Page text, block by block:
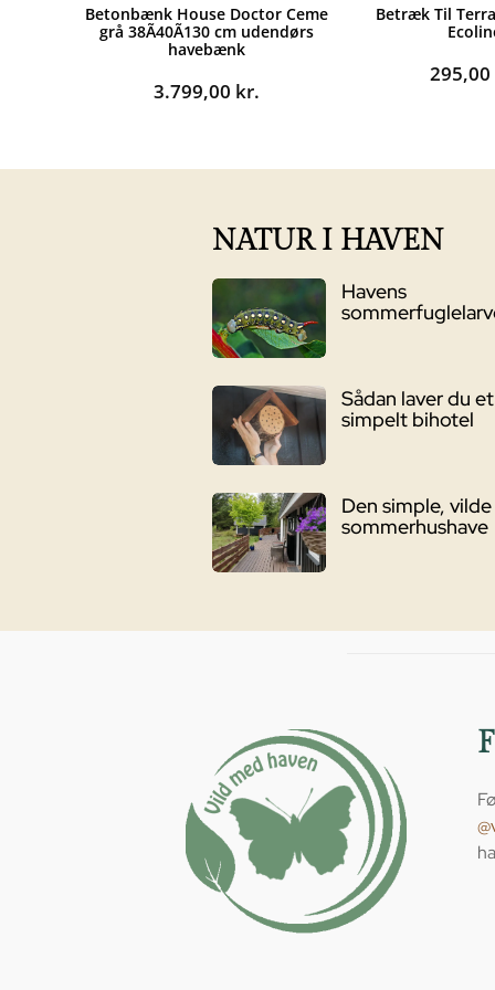
Betonbænk House Doctor Ceme
grå 38Ã40Ã130 cm udendørs
havebænk
3.799,00 kr.
Betræk Til
295,00
NATUR I HAVEN
Havens
Sådan laver du et
simpelt bihotel
Den simple, vilde
sommerhushave